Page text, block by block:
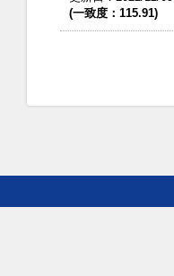
(一致度：115.91)